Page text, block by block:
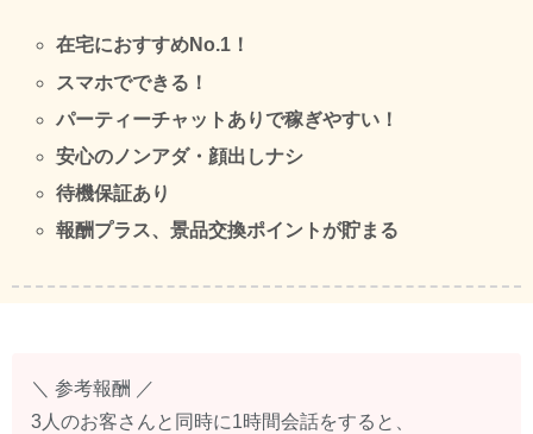
在宅におすすめNo.1！
スマホでできる！
パーティーチャットありで稼ぎやすい！
安心のノンアダ・顔出しナシ
待機保証あり
報酬プラス、景品交換ポイントが貯まる
＼ 参考報酬 ／
3人のお客さんと同時に1時間会話をすると、